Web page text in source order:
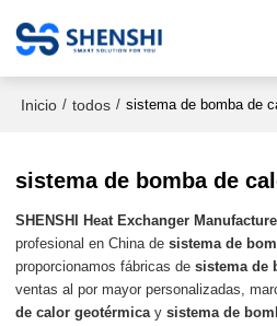
Inicio / todos / sistema de bomba de
sistema de bomba de
SHENSHI Heat Exchanger
profesional en China desistema de
proporcionamos fábricas desistema de
ventas al por mayor personalizadas,
de calor geotérmicaysistema de